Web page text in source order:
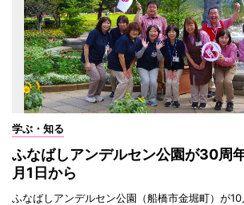
学ぶ・知る
ふなばしアンデルセン公園が30
月1日から
ふなばしアンデルセン公園（船橋市金堀町）が